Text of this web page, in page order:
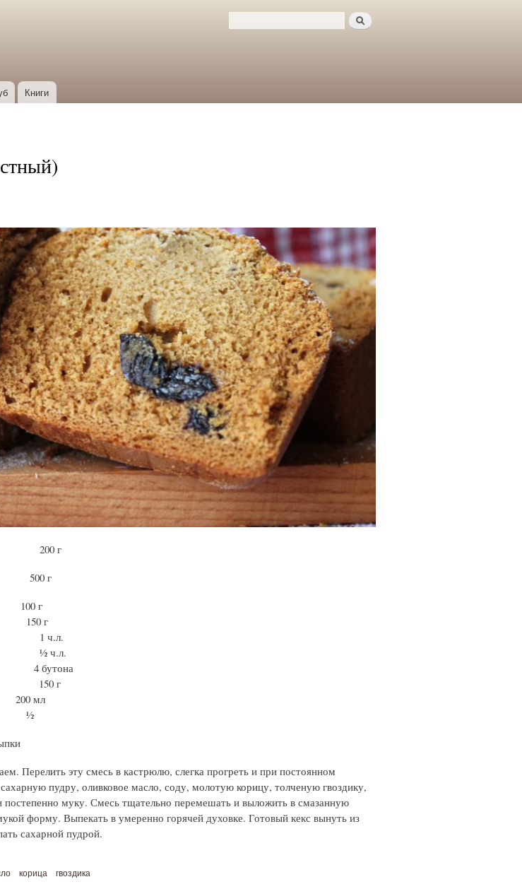
Форма поиска
Поиск
Книги
г
500 г
100 г
150 г
ч.л.
ч.л.
г
200 мл
½
Перелить эту смесь в кастрюлю, слегка прогреть и при постоянном
пудру, оливковое масло, соду, молотую корицу, толченую гвоздику,
муку. Смесь тщательно перемешать и выложить в смазанную
форму. Выпекать в умеренно горячей духовке. Готовый кекс вынуть из
сахарной пудрой.
корица гвоздика